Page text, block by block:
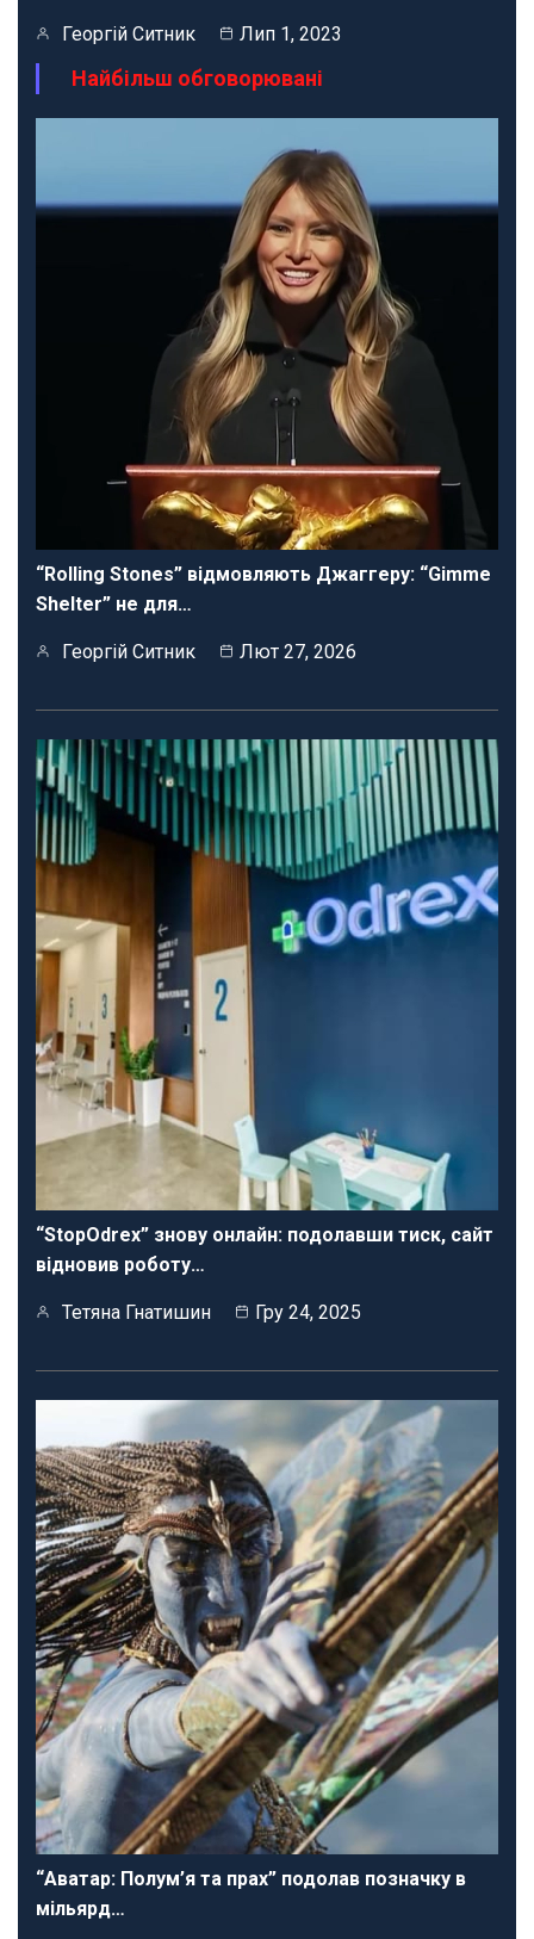
Георгій Ситник Лип 1, 2023
Найбільш обговорювані
“Rolling Stones” відмовляють Джаггеру: “Gimme
Shelter” не для…
Георгій Ситник Лют 27, 2026
“StopOdrex” знову онлайн: подолавши тиск, сайт
відновив роботу…
Тетяна Гнатишин Гру 24, 2025
“Аватар: Полум’я та прах” подолав позначку в
мільярд…